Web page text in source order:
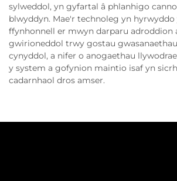
sylweddol, yn gyfartal â phlanhigo
blwyddyn. Mae'r technoleg yn
ffynhonnell er mwyn darparu adroddion
gwirioneddol trwy gostau
cynyddol, a nifer o anogaethau
y system a gofynion maintio isaf yn
cadarnhaol dros amser.